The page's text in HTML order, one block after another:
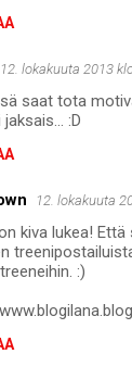
12. lokakuuta 2013
saat tota
:D
12. lokakuuta
kiva lukea! Että
:)